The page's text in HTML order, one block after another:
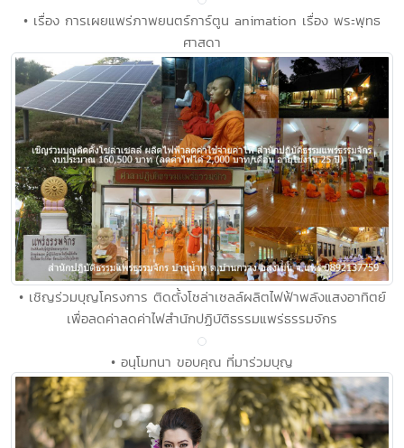
• เรื่อง การเผยแพร่ภาพยนตร์การ์ตูน animation เรื่อง พระพุทธ
ศาสดา
• เชิญร่วมบุญโครงการ ติดตั้งโซล่าเซลล์ผลิตไฟฟ้าพลังแสงอาทิตย์
เพื่อลดค่าลดค่าไฟสำนักปฏิบัติธรรมแพร่ธรรมจักร
• อนุโมทนา ขอบคุณ ที่มาร่วมบุญ